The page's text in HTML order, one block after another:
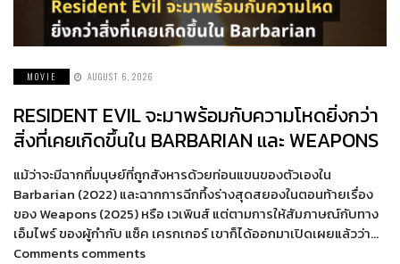
MOVIE AUGUST 6, 2026
RESIDENT EVIL จะมาพร้อมกับความโหดยิ่งกว่า
สิ่งที่เคยเกิดขึ้นใน BARBARIAN และ WEAPONS
แม้ว่าจะมีฉากที่มนุษย์ที่ถูกสังหารด้วยท่อนแขนของตัวเองใน
Barbarian (2022) และฉากการฉีกทึ้งร่างสุดสยองในตอนท้ายเรื่อง
ของ Weapons (2025) หรือ เวเพินส์ แต่ตามการให้สัมภาษณ์กับทาง
เอ็มไพร์ ของผู้กำกับ แซ็ค เครกเกอร์ เขาก็ได้ออกมาเปิดเผยแล้วว่า…
Comments comments